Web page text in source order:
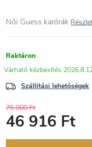
Női Guess karórák
Raktáron
Szállítási lehetőségek
75 000 Ft
46 916 Ft